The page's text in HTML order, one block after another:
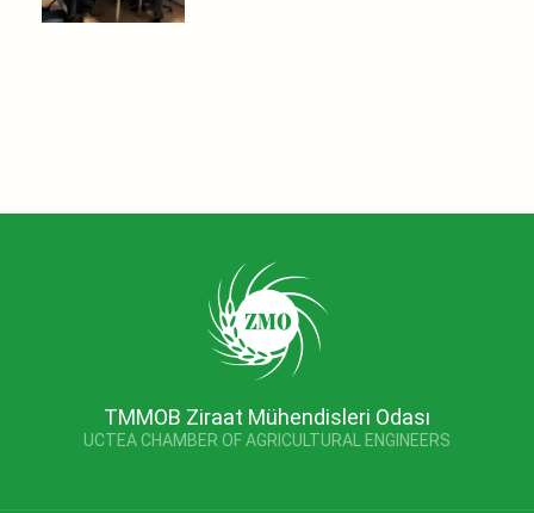
TMMOB Ziraat Mühendisleri Odası
UCTEA CHAMBER OF AGRICULTURAL ENGINEERS